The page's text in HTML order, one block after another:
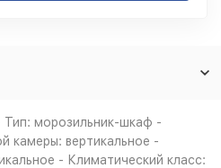
Тип: морозильник-шкаф -
камеры: вертикальное -
- Климатический класс: